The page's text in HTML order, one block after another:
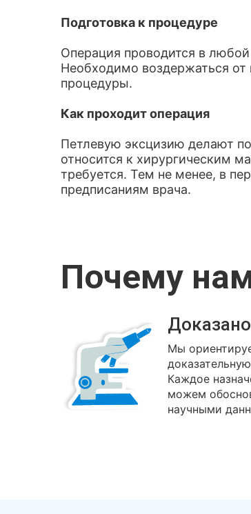
Подготовка к процедуре
Операция проводится в
Необходимо воздержаться от
процедуры.
Как проходит операция
Петлевую эксцизию делают
относится к хирургическим
требуется. Тем не менее, в
предписаниям врача.
Почему
Мы
Каждое
можем
научными